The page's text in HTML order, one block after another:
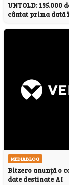
UNTOLD:
cântat prima dată
MEDIABLOG
Bitzero anunță o
date destinate AI